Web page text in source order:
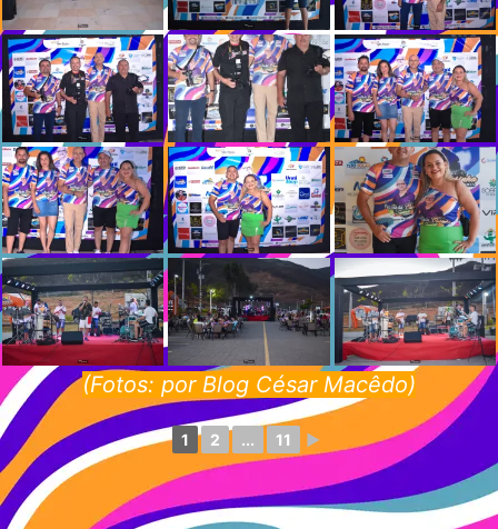
(Fotos: por Blog César Macêdo)
1 2 ... 11 ►